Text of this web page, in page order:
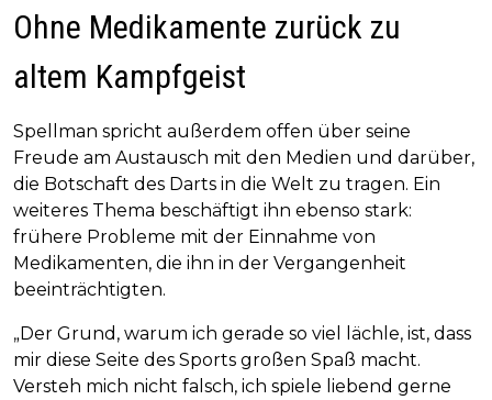
Ohne Medikamente zurück zu
altem Kampfgeist
Spellman spricht außerdem offen über seine
Freude am Austausch mit den Medien und darüber,
die Botschaft des Darts in die Welt zu tragen. Ein
weiteres Thema beschäftigt ihn ebenso stark:
frühere Probleme mit der Einnahme von
Medikamenten, die ihn in der Vergangenheit
beeinträchtigten.
„Der Grund, warum ich gerade so viel lächle, ist, dass
mir diese Seite des Sports großen Spaß macht.
Versteh mich nicht falsch, ich spiele liebend gerne